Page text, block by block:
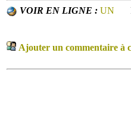
VOIR EN LIGNE : UN
Ajouter un commentaire à